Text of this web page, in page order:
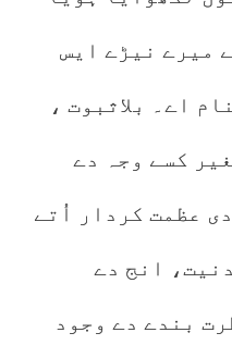
میرے نیڑے ایس
اے۔ بلاثبوت ،
کسے وجہ دے
عظمت کردار اُتے
انج دے
بندے دے وجود